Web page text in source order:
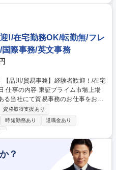
ヒアリングを行っていただきます。
のシステムに入力し専門部署が修
どを手配します。★突然のトラブル
丁寧な対応と安心をお届けします！
22：00～翌8：00勤務/未経験歓
!/在宅勤務OK/転勤無/フレ
際事務/英文事務
場
る当社にて貿易事務のお仕事をお願
務がメインとなります 貿易事
、AIR） ※船積みの輸出業務がメ
・乙仲・フォワーダーとの出荷輸送
ジ連絡対応・海上保険処理【その
集職種 【品川/貿易
無/フレックス/年休122日
資格取得支援あり
時短勤務あり
退職金あり
？